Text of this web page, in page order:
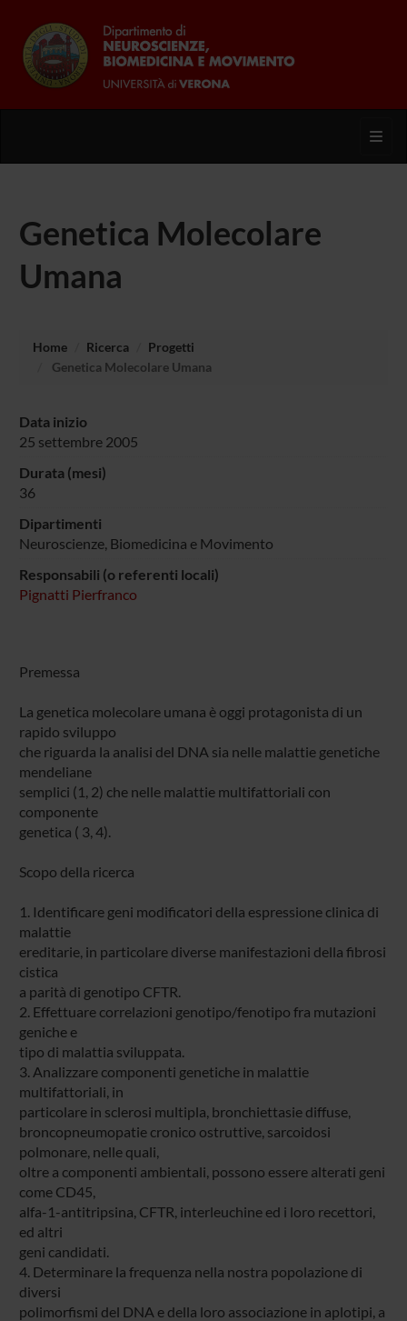
Genetica Molecolare
Umana
Home Ricerca
Progetti
Genetica Molecolare Umana
Data inizio
25 settembre 2005
Durata (mesi)
36
Dipartimenti
Neuroscienze, Biomedicina e Movimento
Responsabili (o referenti locali)
Pignatti Pierfranco
Premessa
La genetica molecolare umana è oggi protagonista di un
rapido sviluppo
che riguarda la analisi del DNA sia nelle malattie genetiche
mendeliane
semplici (1, 2) che nelle malattie multifattoriali con
componente
genetica ( 3, 4).
Scopo della ricerca
1. Identificare geni modificatori della espressione clinica di
malattie
ereditarie, in particolare diverse manifestazioni della fibrosi
cistica
a parità di genotipo CFTR.
2. Effettuare correlazioni genotipo/fenotipo fra mutazioni
geniche e
tipo di malattia sviluppata.
3. Analizzare componenti genetiche in malattie
multifattoriali, in
particolare in sclerosi multipla, bronchiettasie diffuse,
broncopneumopatie cronico ostruttive, sarcoidosi
polmonare, nelle quali,
oltre a componenti ambientali, possono essere alterati geni
come CD45,
alfa-1-antitripsina, CFTR, interleuchine ed i loro recettori,
ed altri
geni candidati.
4. Determinare la frequenza nella nostra popolazione di
diversi
polimorfismi del DNA e della loro associazione in aplotipi, a